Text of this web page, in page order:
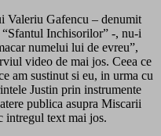
Valeriu Gafencu – denumit
Inchisorilor” -, nu-i
numelui lui de evreu”,
video de mai jos. Ceea ce
am sustinut si eu, in urma cu
Justin prin instrumente
publica asupra Miscarii
intregul text mai jos.